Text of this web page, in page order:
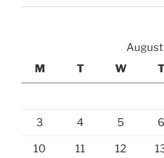
M
T W T
3 4 5 6
10 11 12